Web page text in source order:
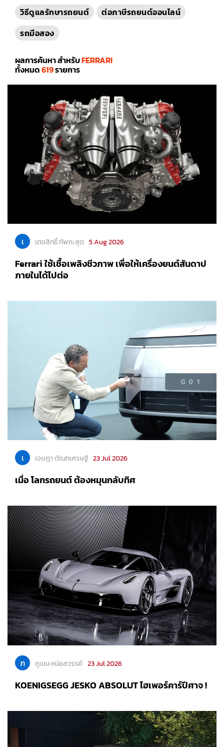
วิธีดูแลรักษารถยนต์
ต่อภาษีรถยนต์ออนไลน์
รถมือสอง
ผลการค้นหา สำหรับFERRARI
ทั้งหมด619รายการ
เ เตชสิทธิ์ ทัพภะสุต 5 Aug 2026
Ferrari ใช้เชื้อเพลิงชีวภาพ เพื่อให้เครื่องยนต์สันดาป
ภายในได้ไปต่อ
เ เจษฎา ตัณฑเศรษฐี 23 Jul 2026
เมื่อ โลกรถยนต์ ต้องหมุนกลับทิศ
ภ ภูเขม หน่อสวรรค์ 23 Jul 2026
KOENIGSEGG JESKO ABSOLUT ไฮเพอร์คาร์ปีศาจ !